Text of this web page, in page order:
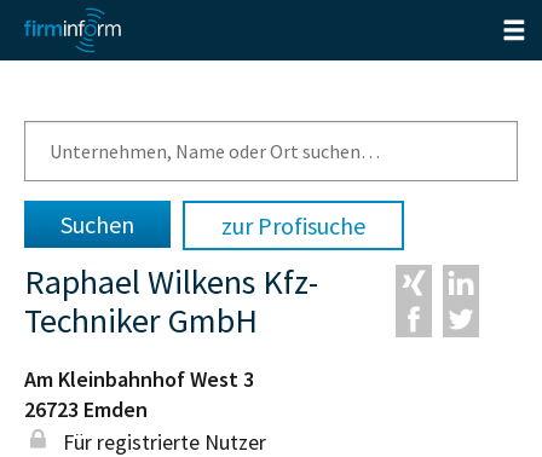
zur Profisuche
Raphael Wilkens Kfz-
Techniker GmbH
Am Kleinbahnhof West 3
26723 Emden
Für registrierte Nutzer